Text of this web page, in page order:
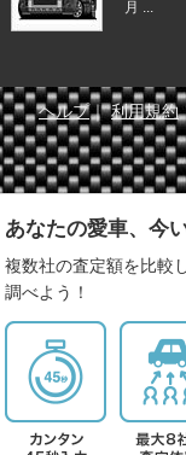
月 ...
ヘルプ｜利用規約
あなたの愛車、今
複数社の査定額を比較
調べよう！